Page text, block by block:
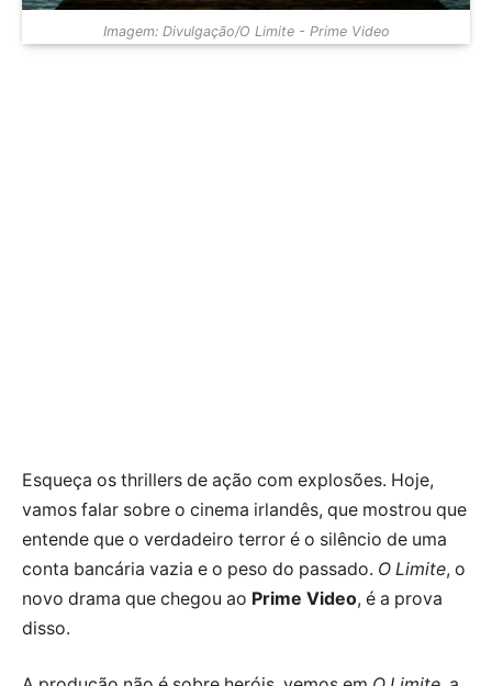
Imagem: Divulgação/O Limite - Prime Video
Esqueça os thrillers de ação com explosões. Hoje,
vamos falar sobre o cinema irlandês, que mostrou que
entende que o verdadeiro terror é o silêncio de uma
conta bancária vazia e o peso do passado. O Limite, o
novo drama que chegou ao Prime Video, é a prova
disso.